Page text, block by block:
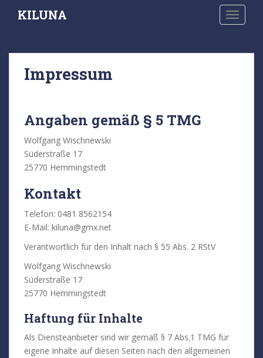
KILUNA
Impressum
Angaben gemäß § 5 TMG
Wolfgang Wischnewski
Süderstraße 17
25770 Hemmingstedt
Kontakt
Telefon: 0481 8562154
E-Mail: kiluna@gmx.net
Verantwortlich für den Inhalt nach § 55 Abs. 2 RStV
Wolfgang Wischnewski
Süderstraße 17
25770 Hemmingstedt
Haftung für Inhalte
Als Diensteanbieter sind wir gemäß § 7 Abs.1 TMG für
eigene Inhalte auf diesen Seiten nach den allgemeinen